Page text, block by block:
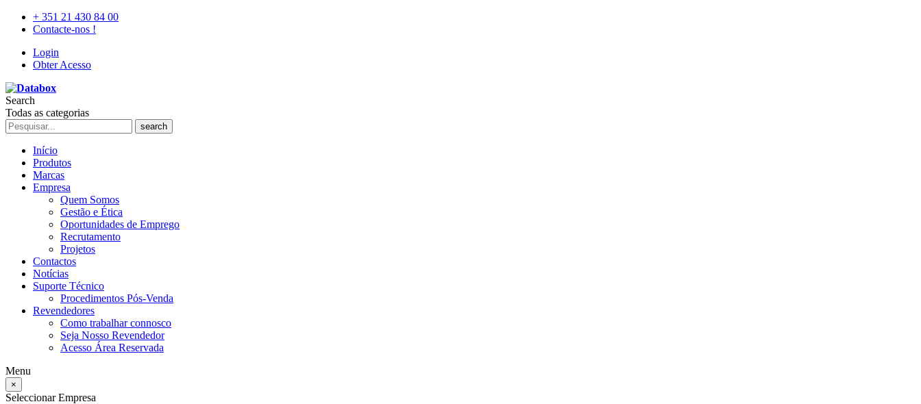
+ 351 21 430 84 00
Contacte-nos !
Login
Obter Acesso
Search
Todas as categorias
search
Início
Produtos
Marcas
Empresa
Quem Somos
Gestão e Ética
Oportunidades de Emprego
Recrutamento
Projetos
Contactos
Notícias
Suporte Técnico
Procedimentos Pós-Venda
Revendedores
Como trabalhar connosco
Seja Nosso Revendedor
Acesso Área Reservada
Menu
×
Seleccionar Empresa